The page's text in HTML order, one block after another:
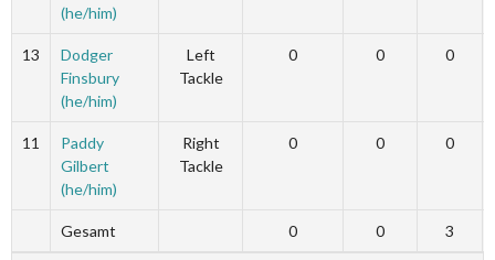
(he/him)
13
Dodger
Finsbury
(he/him)
Left
Tackle
0 0 0
11
Paddy
Gilbert
(he/him)
Right
Tackle
0 0 0
Gesamt 0 0 3